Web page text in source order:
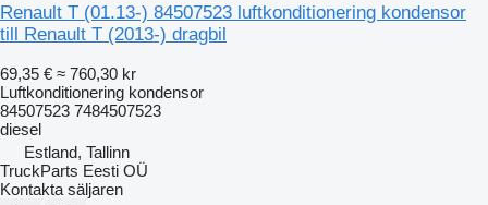
Renault T (01.13-) 84507523 luftkonditionering kondensor
till Renault T (2013-) dragbil
69,35 € ≈ 760,30 kr
Luftkonditionering kondensor
84507523 7484507523
diesel
Estland, Tallinn
TruckParts Eesti OÜ
Kontakta säljaren